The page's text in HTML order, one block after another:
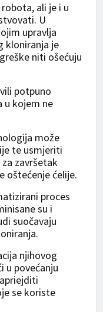
ali je i u
U
upravlja
kloniranja je
niti ošećuju
potpuno
u kojem ne
može
te usmjeriti
završetak
oštećenje ćelije.
proces
su i
suočavaju
njihovog
u povećanju
se koriste